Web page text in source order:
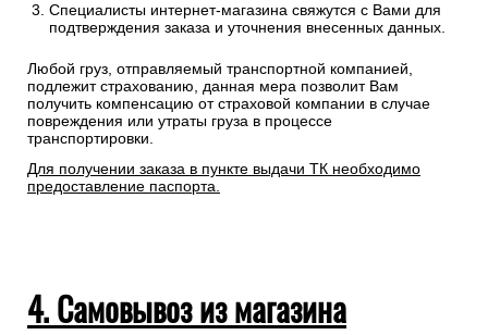
Специалисты интернет-магазина свяжутся с Вами для
подтверждения заказа и уточнения внесенных данных.
Любой груз, отправляемый транспортной компанией,
подлежит страхованию, данная мера позволит Вам
получить компенсацию от страховой компании в случае
повреждения или утраты груза в процессе
транспортировки.
Для получении заказа в пункте выдачи ТК необходимо
предоставление паспорта.
4. Самовывоз из магазина